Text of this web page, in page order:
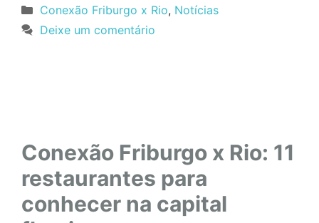
Categorias
Conexão Friburgo x Rio, Notícias
Deixe um comentário
Conexão Friburgo x Rio: 11
restaurantes para
conhecer na capital